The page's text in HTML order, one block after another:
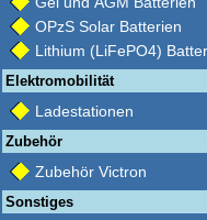
OPzS Solar Batterien
Lithium (LiFePO4)
Elektromobilität
Ladestationen
Zubehör
Zubehör Victron
Sonstiges